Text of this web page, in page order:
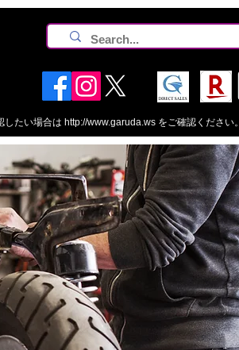
したい場合は http://www.garuda.wsをご確認ください。